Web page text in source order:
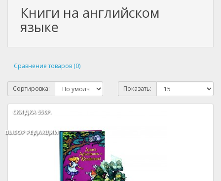
Книги на английском
языке
Сравнение товаров (0)
Сортировка: Показать:
СКИДКА 550Р.
ВЫБОР РЕДАКЦИИ
СКИДКА 550Р.
ВЫБОР РЕДАКЦИИ